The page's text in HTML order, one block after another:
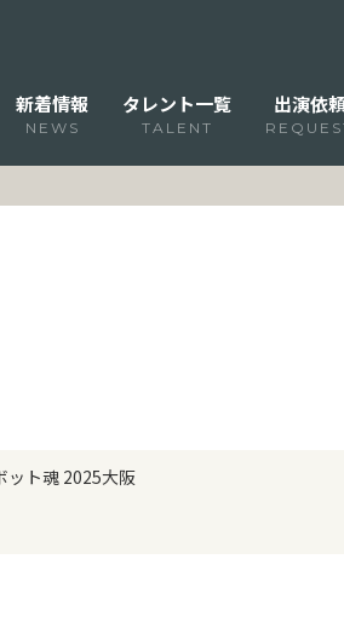
新着情報
NEWS
タレント一覧
TALENT
出演依
ット魂 2025大阪